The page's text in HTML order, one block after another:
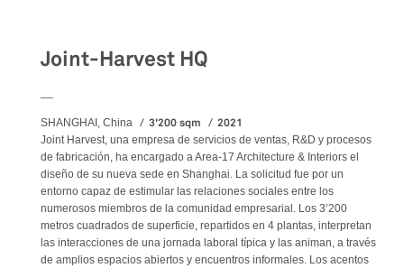
Joint-Harvest HQ
SHANGHAI, China 3'200 sqm 2021
Joint Harvest, una empresa de servicios de ventas, R&D y procesos
de fabricación, ha encargado a Area-17 Architecture & Interiors el
diseño de su nueva sede en Shanghai. La solicitud fue por un
entorno capaz de estimular las relaciones sociales entre los
numerosos miembros de la comunidad empresarial. Los 3’200
metros cuadrados de superficie, repartidos en 4 plantas, interpretan
las interacciones de una jornada laboral típica y las animan, a través
de amplios espacios abiertos y encuentros informales. Los acentos